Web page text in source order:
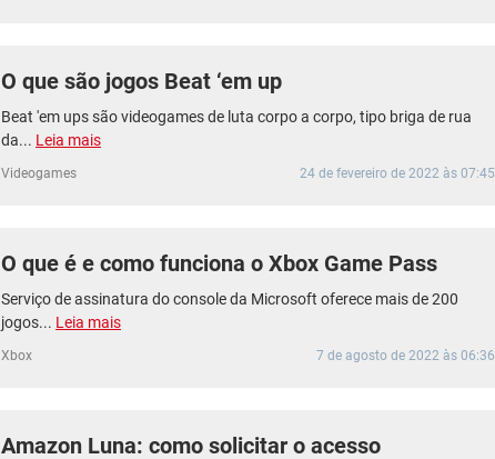
O que são jogos Beat ‘em up
Beat 'em ups são videogames de luta corpo a corpo, tipo briga de rua
da... Leia mais
Videogames 24 de fevereiro de 2022 às 07:45
O que é e como funciona o Xbox Game Pass
Serviço de assinatura do console da Microsoft oferece mais de 200
jogos... Leia mais
Xbox 7 de agosto de 2022 às 06:36
Amazon Luna: como solicitar o acesso